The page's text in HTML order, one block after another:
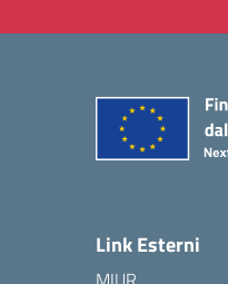
Link Esterni